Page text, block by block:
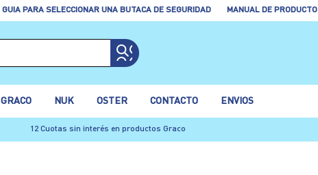
GUIA PARA SELECCIONAR UNA BUTACA DE SEGURIDAD MANUAL DE PRODUCTO
GRACO NUK OSTER CONTACTO ENVIOS
12 Cuotas sin interés en productos Graco